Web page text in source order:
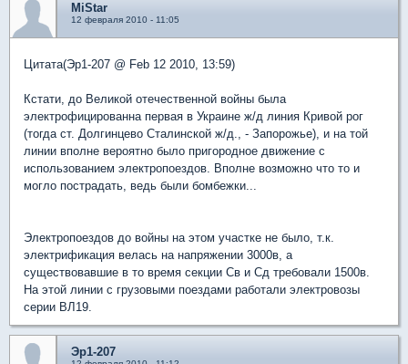
MiStar
12 февраля 2010 - 11:05
Цитата(Эр1-207 @ Feb 12 2010, 13:59)
Кстати, до Великой отечественной войны была
электрофицированна первая в Украине ж/д линия Кривой рог
(тогда ст. Долгинцево Сталинской ж/д., - Запорожье), и на той
линии вполне вероятно было пригородное движение с
использованием электропоездов. Вполне возможно что то и
могло пострадать, ведь были бомбежки...
Электропоездов до войны на этом участке не было, т.к.
электрификация велась на напряжении 3000в, а
существовавшие в то время секции Св и Сд требовали 1500в.
На этой линии с грузовыми поездами работали электровозы
серии ВЛ19.
Эр1-207